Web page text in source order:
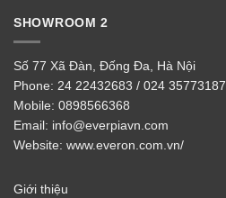
SHOWROOM 2
Số 77 Xã Đàn, Đống Đa, Hà Nội
Phone: 24 22432683 / 024 35773187
Mobile: 0898566368
Email: info@everpiavn.com
Website: www.everon.com.vn/
Giới thiệu